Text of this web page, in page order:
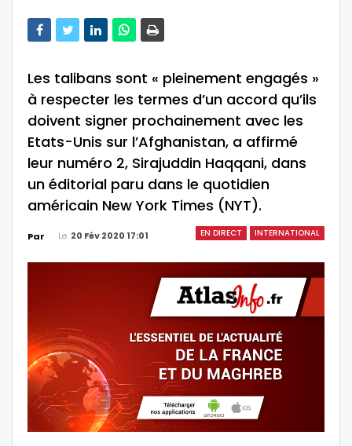
Les talibans sont « pleinement engagés »
à respecter les termes d’un accord qu’ils
doivent signer prochainement avec les
Etats-Unis sur l’Afghanistan, a affirmé
leur numéro 2, Sirajuddin Haqqani, dans
un éditorial paru dans le quotidien
américain New York Times (NYT).
EN DIRECT INTERNATIONAL
Par Le 20 Fév 2020 17:01